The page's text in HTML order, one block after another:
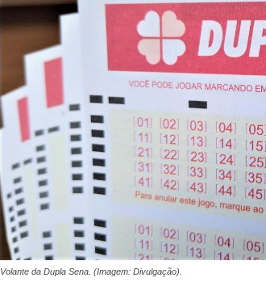
Volante da Dupla Sena. (Imagem: Divulgação).